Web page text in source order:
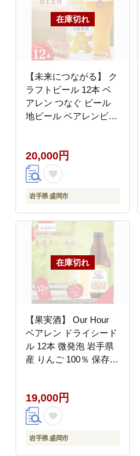
【未来につながる】 ク
ラフトビール 12本 ベ
アレン つなぐ ビール
地ビール ベアレンビー
酌 缶ビール 箱買い 飲
料 飲み物 夕飯 お土産
手土産 プレゼント ギフ
ト 岩手県 盛岡市 東北
レン醸造所 baeren005
20,000円
岩手県 盛岡市
【果実酒】 Our Hour
ベアレン ドライシード
ル 12本 微発泡 岩手県
産 りんご 100％ 保存料
ルコール 果実酒 林檎
リンゴ 果物 くだもの
晩酌 飲料 飲み物 東北
岩手 盛岡 株式会社ベア
19,000円
岩手県 盛岡市